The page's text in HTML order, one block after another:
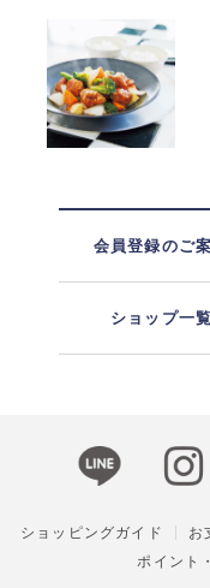
会員登録のご
ショップ一覧
ショッピングガイド お
ポイント